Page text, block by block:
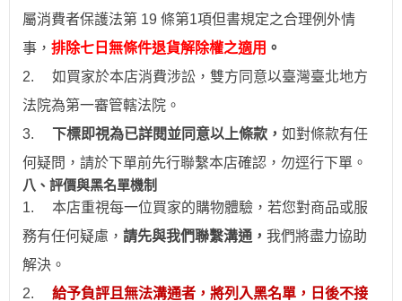
屬消費者保護法第 19 條第1項但書規定之合理例外情
事， 排除七日無條件退貨解除權之適用 。
2.
如買家於本店消費涉訟，雙方同意以臺灣臺北地方
法院為第一審管轄法院。
3.
下標即視為已詳閱並同意以上條款， 如對條款有任
何疑問，請於下單前先行聯繫本店確認，勿逕行下單。
八、評價與黑名單機制
1.
本店重視每一位買家的購物體驗，若您對商品或服
務有任何疑慮， 請先與我們聯繫溝通， 我們將盡力協助
解決。
2.
給予負評且無法溝通者，將列入黑名單，日後不接